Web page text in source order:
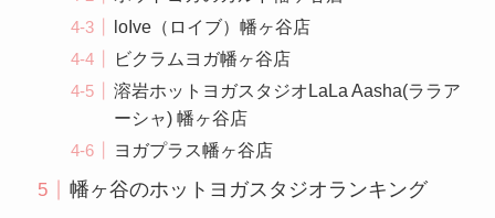
loIve（ロイブ）幡ヶ谷店
ビクラムヨガ幡ヶ谷店
溶岩ホットヨガスタジオLaLa Aasha(ララア
ーシャ) 幡ヶ谷店
ヨガプラス幡ヶ谷店
幡ヶ谷のホットヨガスタジオランキング